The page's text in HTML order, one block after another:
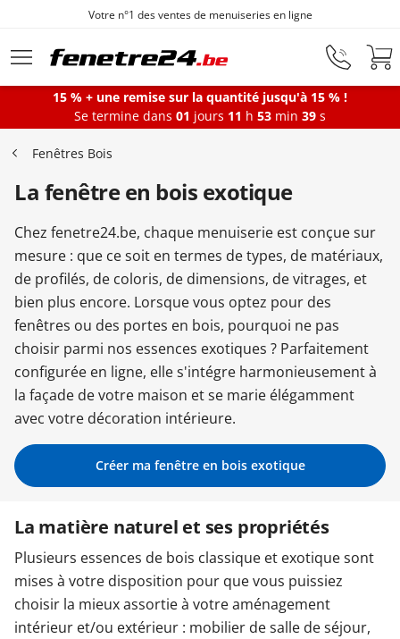
Aller au contenu principal
Votre n°1 des ventes de menuiseries en ligne
Fenêtres
Portes-fenêtres
Baies vitrées
Portes d'entrée
Protections solaires
Garages & Carports
M'identifier
Conseils gratuits
15 % + une remise sur la quantité jusqu'à 15 % !
Se termine dans 01 jours 11 h 53 min 39 s
Fenêtres Bois
La fenêtre en bois exotique
Chez fenetre24.be, chaque menuiserie est conçue sur
mesure : que ce soit en termes de types, de matériaux,
de profilés, de coloris, de dimensions, de vitrages, et
bien plus encore. Lorsque vous optez pour des
fenêtres ou des portes en bois, pourquoi ne pas
choisir parmi nos essences exotiques ? Parfaitement
configurée en ligne, elle s'intégre harmonieusement à
la façade de votre maison et se marie élégamment
avec votre décoration intérieure.
Créer ma fenêtre en bois exotique
La matière naturel et ses propriétés
Plusieurs essences de bois classique et exotique sont
mises à votre disposition pour que vous puissiez
choisir la mieux assortie à votre aménagement
intérieur et/ou extérieur : mobilier de salle de séjour,